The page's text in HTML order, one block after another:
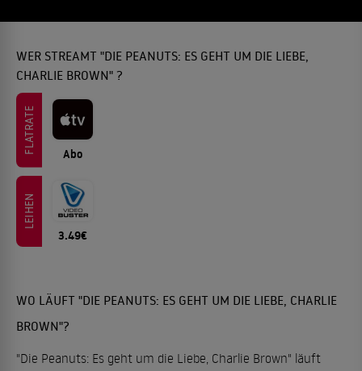
WER STREAMT "DIE PEANUTS: ES GEHT UM DIE LIEBE,
CHARLIE BROWN" ?
FLATRATE Abo
LEIHEN
3.49€
WO LÄUFT "DIE PEANUTS: ES GEHT UM DIE LIEBE, CHARLIE
BROWN"?
"Die Peanuts: Es geht um die Liebe, Charlie Brown" läuft